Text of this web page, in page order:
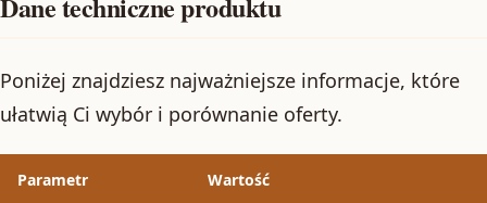
Poniżej znajdziesz najważniejsze informacje, które
ułatwią Ci wybór i porównanie oferty.
Parametr Wartość